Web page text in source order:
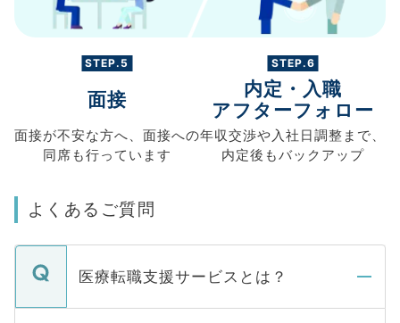
STEP.5
面接
面接が不安な方へ、 面接への
同席も行っています
STEP.6
内定・入職
アフターフォロー
年収交渉や入社日調整まで、
内定後もバックアップ
よくあるご質問
医療転職支援サービスとは？